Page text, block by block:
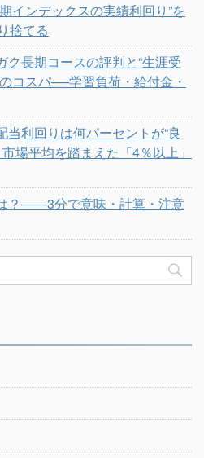
インデックスの実績利回り”を
捨てる
ク長期コースの評判と“生涯受
コスパ──学習負荷・給付金・
当利回りは何パーセントが“良
場平均を踏まえた「4％以上」
？――3分で意味・計算・注意